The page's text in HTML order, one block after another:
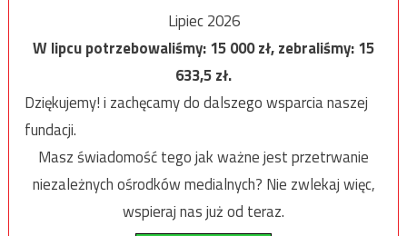
Lipiec 2026
W lipcu potrzebowaliśmy:15 000zł, zebraliśmy:15
633,5zł.
Dziękujemy! i zachęcamy do dalszego wsparcia naszej
fundacji.
Masz świadomość tego jak ważne jest przetrwanie
niezależnych ośrodków medialnych? Nie zwlekaj więc,
wspieraj nas już od teraz.